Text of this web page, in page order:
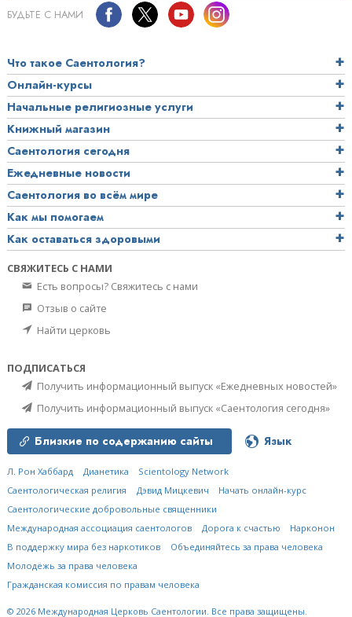
БУДЬТЕ С НАМИ
Что такое Саентология?
Онлайн-курсы
Начальные религиозные услуги
Книжный магазин
Саентология сегодня
Ежедневные новости
Саентология во всём мире
Как мы помогаем
Как оставаться здоровыми
СВЯЖИТЕСЬ С НАМИ
Есть вопросы? Свяжитесь с нами
Отзыв о сайте
Найти церковь
ПОДПИСАТЬСЯ
Получить информационный выпуск «Ежедневных новостей»
Получить информационный выпуск «Саентология сегодня»
Близкие по содержанию сайты Язык
Л. Рон Хаббард Дианетика
Scientology Network
Саентологическая религия
Дэвид Мицкевич
Начать онлайн-курс
Саентологические добровольные священники
Международная ассоциация саентологов
Дорога к счастью
Нарконон
В поддержку мира без наркотиков
Объединяйтесь за права человека
Молодёжь за права человека
Гражданская комиссия по правам человека
© 2026 Международная Церковь Саентологии. Все права защищены.